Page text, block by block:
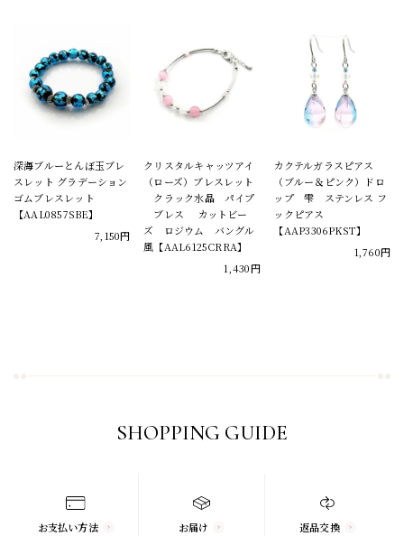
深海ブルーとんぼ玉ブレ
スレット グラデーション
ゴムブレスレット
【AAL0857SBE】
7,150円
クリスタルキャッツアイ
（ローズ）ブレスレット
クラック水晶 パイプ
ブレス カットビー
ズ ロジウム バングル
風【AAL6125CRRA】
1,430円
カクテルガラスピアス
（ブルー＆ピンク）ドロ
ップ 雫 ステンレス フ
ックピアス
【AAP3306PKST】
1,760円
SHOPPING GUIDE
お支払い方法 お届け 返品交換